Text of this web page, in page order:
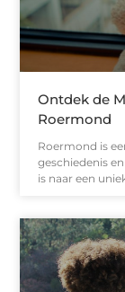
Ontdek de
Roermond
Roermond is
geschiedenis
is naar een